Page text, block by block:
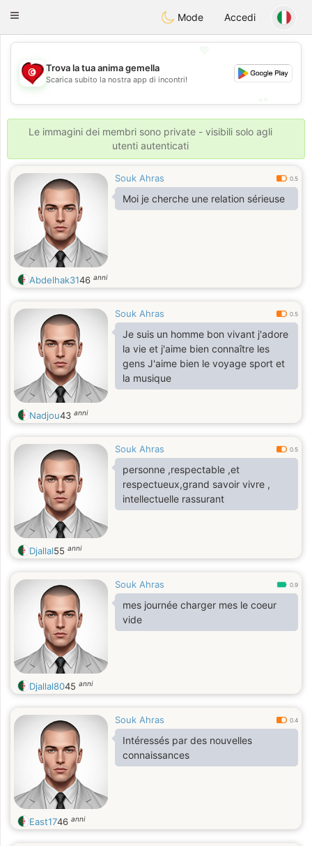
Tunisia Dating
Toggle
Mode Accedi
💖
💕
Trova la tua anima gemella
Scarica subito la nostra app di incontri!
Le immagini dei membri sono private - visibili solo agli
utenti autenticati
Souk Ahras 0.5
Moi je cherche une relation sérieuse
Abdelhak3146 anni
Souk Ahras 0.5
Je suis un homme bon vivant j'adore
la vie et j'aime bien connaître les
gens J'aime bien le voyage sport et
la musique
Nadjou43 anni
Souk Ahras 0.5
personne ,respectable ,et
respectueux,grand savoir vivre ,
intellectuelle rassurant
Djallal55 anni
Souk Ahras 0.9
mes journée charger mes le coeur
vide
Djallal8045 anni
Souk Ahras 0.4
Intéressés par des nouvelles
connaissances
East1746 anni